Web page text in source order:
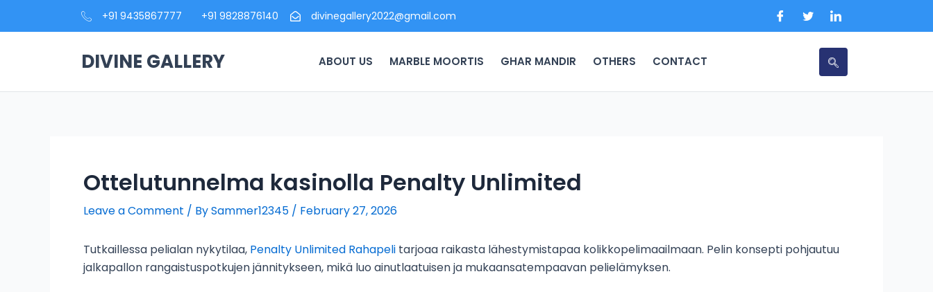
+91 9435867777 +91 9828876140 divinegallery2022@gmail.com
DIVINE GALLERY ABOUT US MARBLE MOORTIS GHAR MANDIR OTHERS CONTACT
Ottelutunnelma kasinolla Penalty Unlimited
Leave a Comment / BySammer12345 / February 27, 2026
Tutkaillessa pelialan nykytilaa, Penalty Unlimited Rahapeli tarjoaa raikasta lähestymistapaa kolikkopelimaailmaan. Pelin konsepti pohjautuu
jalkapallon rangaistuspotkujen jännitykseen, mikä luo ainutlaatuisen ja mukaansatempaavan pelielämyksen.